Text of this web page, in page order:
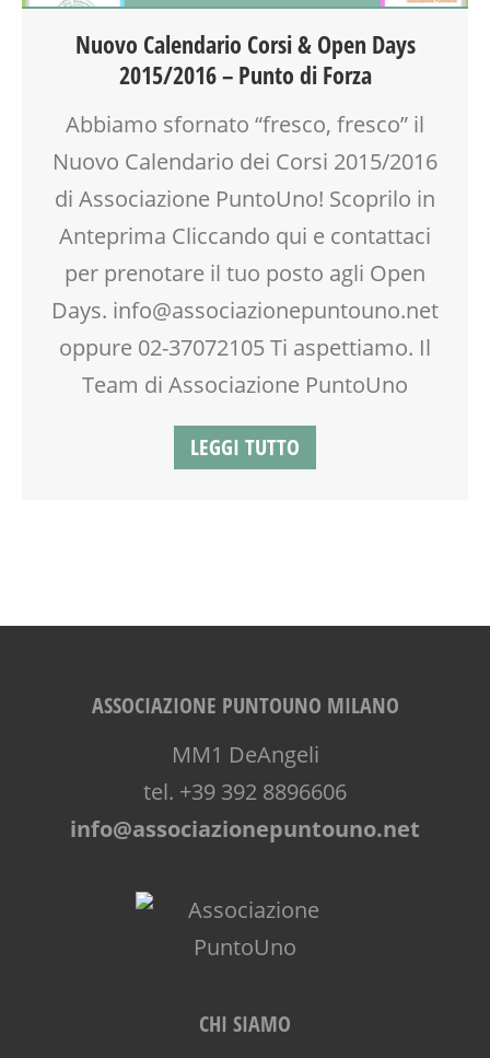
ENGLISH
GENITORE
MAMME
MASSAGGIO
MOOD BOX
NEO-MAMME
OFFICINA
OPEN DAYS
PEDAGOGIA
PSICOLOGIA
Nuovo Calendario Corsi & Open Days
2015/2016 – Punto di Forza
Abbiamo sfornato “fresco, fresco” il
Nuovo Calendario dei Corsi 2015/2016
di Associazione PuntoUno! Scoprilo in
Anteprima Cliccando qui e contattaci
per prenotare il tuo posto agli Open
Days. info@associazionepuntouno.net
oppure 02-37072105 Ti aspettiamo. Il
Team di Associazione PuntoUno
LEGGI TUTTO
ASSOCIAZIONE PUNTOUNO MILANO
MM1 DeAngeli
tel. +39 392 8896606
info@associazionepuntouno.net
CHI SIAMO